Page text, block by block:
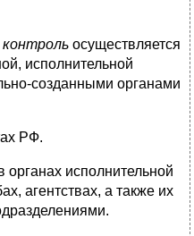
осуществляется
исполнительной
созданными органами
РФ.
органах исполнительной
агентствах, а также их